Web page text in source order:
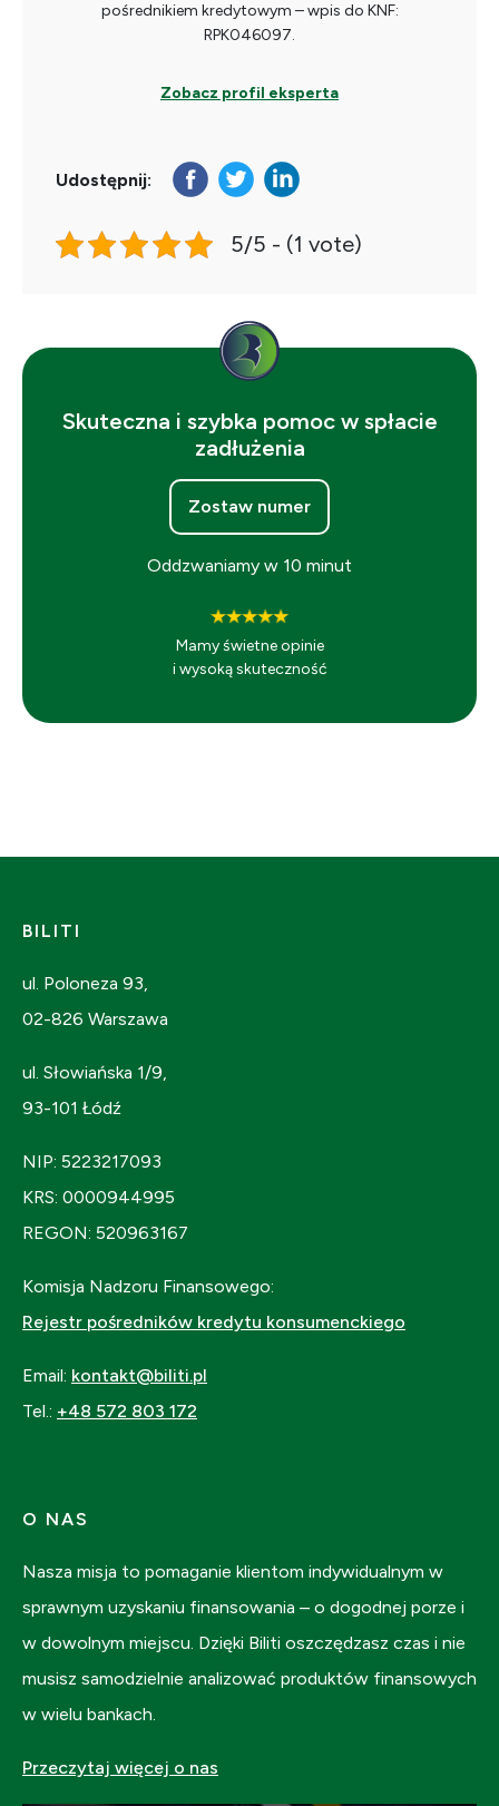
pośrednikiem kredytowym – wpis do KNF:
RPK046097.
Zobacz profil eksperta
Udostępnij:
5/5 - (1 vote)
Skuteczna i szybka pomoc w spłacie
zadłużenia
Zostaw numer
Oddzwaniamy w 10 minut
Mamy świetne opinie
i wysoką skuteczność
BILITI
ul. Poloneza 93,
02-826 Warszawa
ul. Słowiańska 1/9,
93-101 Łódź
NIP: 5223217093
KRS: 0000944995
REGON: 520963167
Komisja Nadzoru Finansowego:
Rejestr pośredników kredytu konsumenckiego
Email: kontakt@biliti.pl
Tel.: +48 572 803 172
O NAS
Nasza misja to pomaganie klientom indywidualnym w
sprawnym uzyskaniu finansowania – o dogodnej porze i
w dowolnym miejscu. Dzięki Biliti oszczędzasz czas i nie
musisz samodzielnie analizować produktów finansowych
w wielu bankach.
Przeczytaj więcej o nas